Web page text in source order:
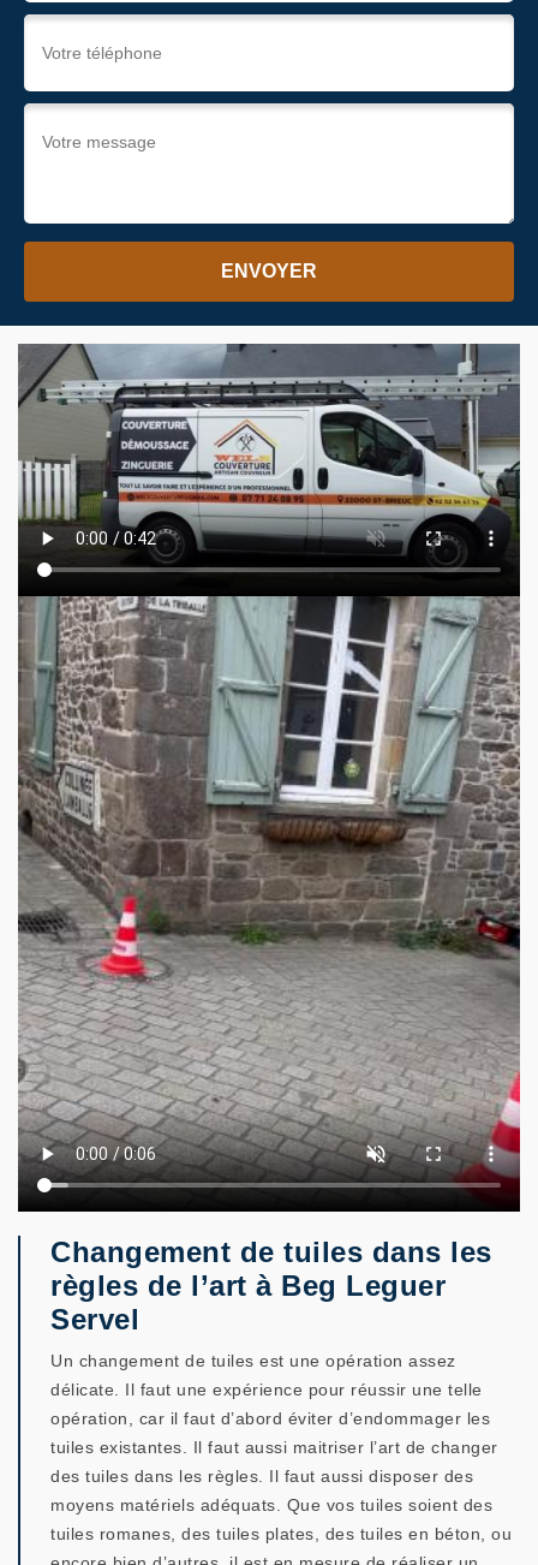
Changement de tuiles dans les
règles de l’art à Beg Leguer
Servel
Un changement de tuiles est une opération assez
délicate. Il faut une expérience pour réussir une telle
opération, car il faut d’abord éviter d’endommager les
tuiles existantes. Il faut aussi maitriser l’art de changer
des tuiles dans les règles. Il faut aussi disposer des
moyens matériels adéquats. Que vos tuiles soient des
tuiles romanes, des tuiles plates, des tuiles en béton, ou